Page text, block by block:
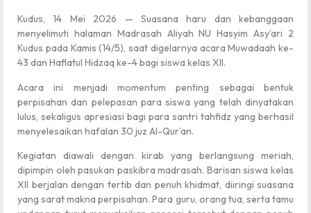
Kudus, 14 Mei 2026 — Suasana haru dan kebanggaan
menyelimuti halaman Madrasah Aliyah NU Hasyim Asy’ari 2
Kudus pada Kamis (14/5), saat digelarnya acara Muwadaah ke-
43 dan Haflatul Hidzaq ke-4 bagi siswa kelas XII.
Acara ini menjadi momentum penting sebagai bentuk
perpisahan dan pelepasan para siswa yang telah dinyatakan
lulus, sekaligus apresiasi bagi para santri tahfidz yang berhasil
menyelesaikan hafalan 30 juz Al-Qur’an.
Kegiatan diawali dengan kirab yang berlangsung meriah,
dipimpin oleh pasukan paskibra madrasah. Barisan siswa kelas
XII berjalan dengan tertib dan penuh khidmat, diiringi suasana
yang sarat makna perpisahan. Para guru, orang tua, serta tamu